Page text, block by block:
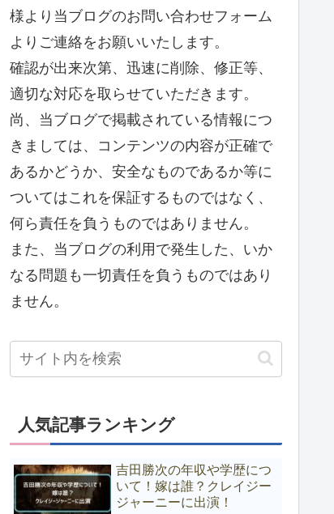
様より当ブログのお問い合わせフォーム
よりご連絡をお願いいたします。
確認が出来次第、迅速に削除、修正等、
適切な対応を取らせていただきます。
尚、当ブログで掲載されている情報につ
きましては、コンテンツの内容が正確で
あるかどうか、安全なものであるか等に
ついてはこれを保証するものではなく、
何ら責任を負うものではありません。
また、当ブログの利用で発生した、いか
なる問題も一切責任を負うものではあり
ません。
人気記事ランキング
吉田勝次の年収や学歴につ
いて！嫁は誰？クレイジー
ジャーニーに出演！